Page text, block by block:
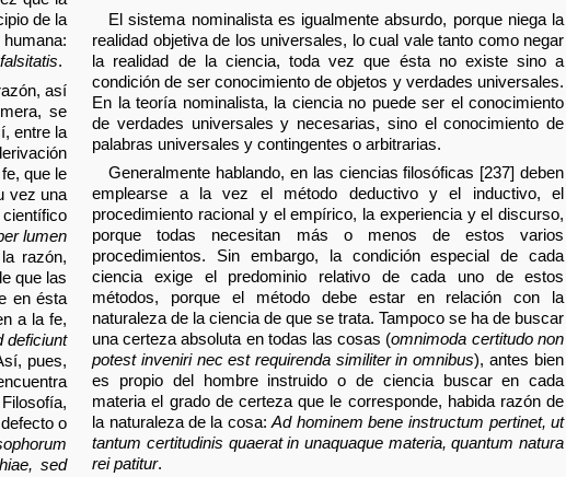
de la
.
así
se
entre la
que le
vez una
lumen
razón,
que las
en ésta
a la fe,
deficiunt
pues,
o
sed
El sistema nominalista es igualmente absurdo, porque niega la
realidad objetiva de los universales, lo cual vale tanto como negar
la realidad de la ciencia, toda vez que ésta no existe sino a
condición de ser conocimiento de objetos y verdades universales.
En la teoría nominalista, la ciencia no puede ser el conocimiento
de verdades universales y necesarias, sino el conocimiento de
palabras universales y contingentes o arbitrarias.
Generalmente hablando, en las ciencias filosóficas [237] deben
emplearse a la vez el método deductivo y el inductivo, el
procedimiento racional y el empírico, la experiencia y el discurso,
porque todas necesitan más o menos de estos varios
procedimientos. Sin embargo, la condición especial de cada
ciencia exige el predominio relativo de cada uno de estos
métodos, porque el método debe estar en relación con la
naturaleza de la ciencia de que se trata. Tampoco se ha de buscar
una certeza absoluta en todas las cosas (omnimoda certitudo non
potest inveniri nec est requirenda similiter in omnibus), antes bien
es propio del hombre instruido o de ciencia buscar en cada
materia el grado de certeza que le corresponde, habida razón de
la naturaleza de la cosa:Ad hominem bene instructum pertinet, ut
tantum certitudinis quaerat in unaquaque materia, quantum natura
rei patitur.